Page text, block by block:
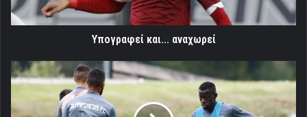
Υπογραφεί και... αναχωρεί
Ορεξάτοι
στο
δίτερμα
(Video)